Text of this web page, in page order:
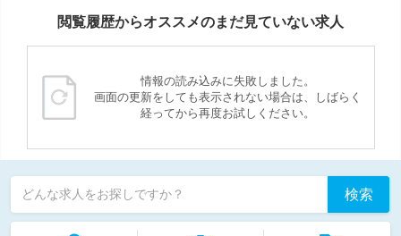
閲覧履歴からオススメのまだ見ていない求人
情報の読み込みに失敗しました。
画面の更新をしても表示されない場合は、しばらく
経ってから再度お試しください。
どんな求人をお探しですか？ 検索